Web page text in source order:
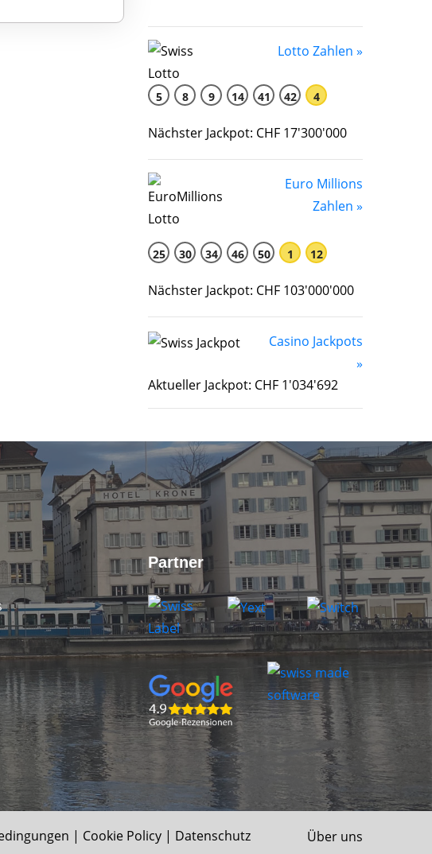
Lotto Zahlen »
5 8 9 14 41 42 4
Nächster Jackpot: CHF 17'300'000
Euro Millions
Zahlen »
25 30 34 46 50 1 12
Nächster Jackpot: CHF 103'000'000
Casino Jackpots
»
Aktueller Jackpot: CHF 1'034'692
Partner
| Cookie Policy | Datenschutz Über uns